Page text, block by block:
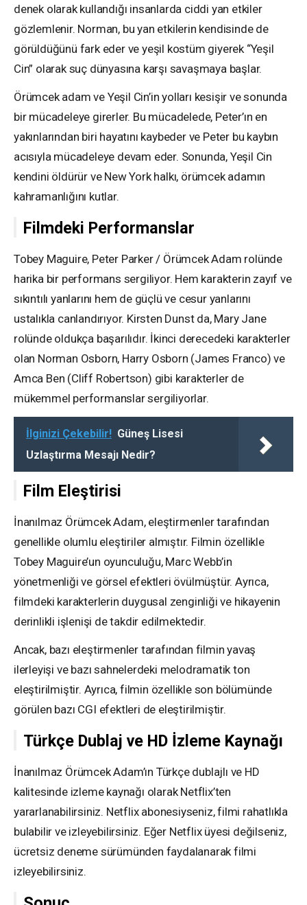
denek olarak kullandığı insanlarda ciddi yan etkiler
gözlemlenir. Norman, bu yan etkilerin kendisinde de
görüldüğünü fark eder ve yeşil kostüm giyerek “Yeşil
Cin” olarak suç dünyasına karşı savaşmaya başlar.
Örümcek adam ve Yeşil Cin’in yolları kesişir ve sonunda
bir mücadeleye girerler. Bu mücadelede, Peter’ın en
yakınlarından biri hayatını kaybeder ve Peter bu kaybın
acısıyla mücadeleye devam eder. Sonunda, Yeşil Cin
kendini öldürür ve New York halkı, örümcek adamın
kahramanlığını kutlar.
Filmdeki Performanslar
Tobey Maguire, Peter Parker / Örümcek Adam rolünde
harika bir performans sergiliyor. Hem karakterin zayıf ve
sıkıntılı yanlarını hem de güçlü ve cesur yanlarını
ustalıkla canlandırıyor. Kirsten Dunst da, Mary Jane
rolünde oldukça başarılıdır. İkinci derecedeki karakterler
olan Norman Osborn, Harry Osborn (James Franco) ve
Amca Ben (Cliff Robertson) gibi karakterler de
mükemmel performanslar sergiliyorlar.
İlginizi Çekebilir! Güneş Lisesi
Uzlaştırma Mesajı Nedir?
Film Eleştirisi
İnanılmaz Örümcek Adam, eleştirmenler tarafından
genellikle olumlu eleştiriler almıştır. Filmin özellikle
Tobey Maguire’un oyunculuğu, Marc Webb’in
yönetmenliği ve görsel efektleri övülmüştür. Ayrıca,
filmdeki karakterlerin duygusal zenginliği ve hikayenin
derinlikli işlenişi de takdir edilmektedir.
Ancak, bazı eleştirmenler tarafından filmin yavaş
ilerleyişi ve bazı sahnelerdeki melodramatik ton
eleştirilmiştir. Ayrıca, filmin özellikle son bölümünde
görülen bazı CGI efektleri de eleştirilmiştir.
Türkçe Dublaj ve HD İzleme Kaynağı
İnanılmaz Örümcek Adam’ın Türkçe dublajlı ve HD
kalitesinde izleme kaynağı olarak Netflix’ten
yararlanabilirsiniz. Netflix abonesiyseniz, filmi rahatlıkla
bulabilir ve izleyebilirsiniz. Eğer Netflix üyesi değilseniz,
ücretsiz deneme sürümünden faydalanarak filmi
izleyebilirsiniz.